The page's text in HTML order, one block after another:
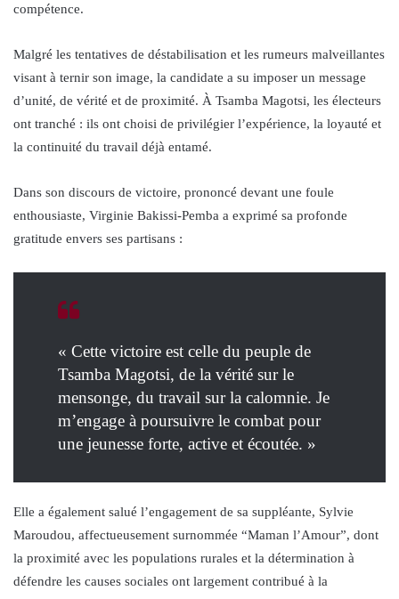
compétence.
Malgré les tentatives de déstabilisation et les rumeurs malveillantes
visant à ternir son image, la candidate a su imposer un message
d’unité, de vérité et de proximité. À Tsamba Magotsi, les électeurs
ont tranché : ils ont choisi de privilégier l’expérience, la loyauté et
la continuité du travail déjà entamé.
Dans son discours de victoire, prononcé devant une foule
enthousiaste, Virginie Bakissi-Pemba a exprimé sa profonde
gratitude envers ses partisans :
« Cette victoire est celle du peuple de
Tsamba Magotsi, de la vérité sur le
mensonge, du travail sur la calomnie. Je
m’engage à poursuivre le combat pour
une jeunesse forte, active et écoutée. »
Elle a également salué l’engagement de sa suppléante, Sylvie
Maroudou, affectueusement surnommée “Maman l’Amour”, dont
la proximité avec les populations rurales et la détermination à
défendre les causes sociales ont largement contribué à la